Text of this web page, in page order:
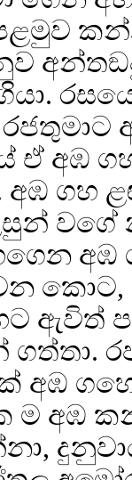
ඒ අඹ
ගහ
අඹ
වෙන
ඇවිත්
අඹ
ම අඹ